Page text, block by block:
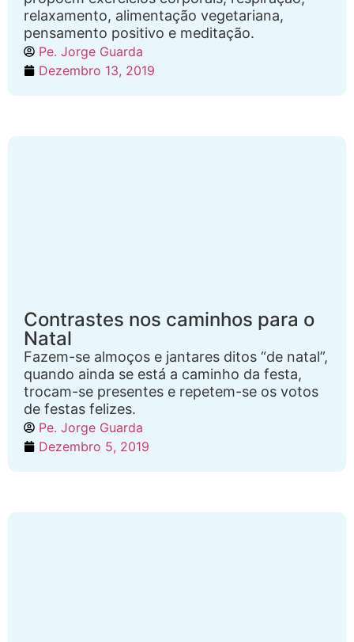
relaxamento, alimentação vegetariana,
pensamento positivo e meditação.
Pe. Jorge Guarda
Dezembro 13, 2019
Contrastes nos caminhos para o
Natal
Fazem-se almoços e jantares ditos “de natal”,
quando ainda se está a caminho da festa,
trocam-se presentes e repetem-se os votos
de festas felizes.
Pe. Jorge Guarda
Dezembro 5, 2019